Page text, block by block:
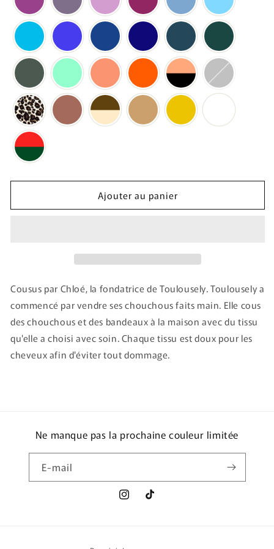
Ajouter au panier
Cousus par Chloé, la fondatrice de Toulousely. Toulousely a
commencé par vendre ses chouchous faits main. Elle cous
des chouchous et des bandeaux à la maison avec du tissu
qu'elle a choisi avec soin. Chaque tissu est doux pour les
cheveux afin d'éviter tout dommage.
Ne manque pas la prochaine couleur limitée
E-mail
InstagramTikTok